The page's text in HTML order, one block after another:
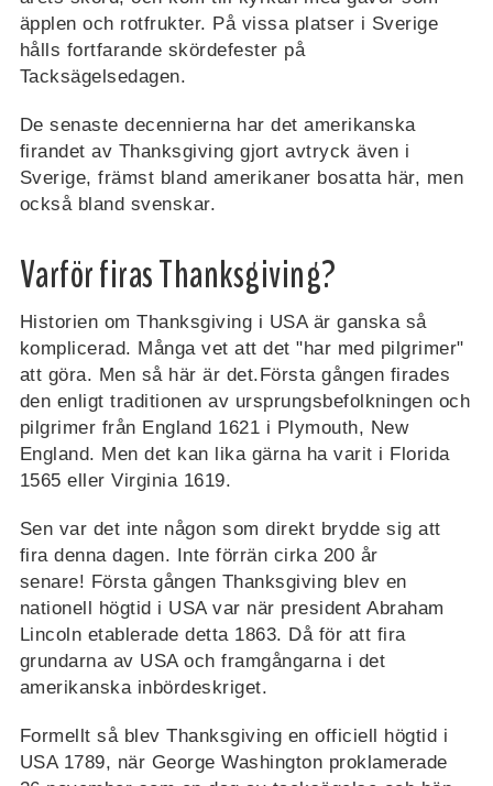
äpplen och rotfrukter. På vissa platser i Sverige
hålls fortfarande skördefester på
Tacksägelsedagen.
De senaste decennierna har det amerikanska
firandet av Thanksgiving gjort avtryck även i
Sverige, främst bland amerikaner bosatta här, men
också bland svenskar.
Varför firas Thanksgiving?
Historien om Thanksgiving i USA är ganska så
komplicerad. Många vet att det "har med pilgrimer"
att göra. Men så här är det.Första gången firades
den enligt traditionen av ursprungsbefolkningen och
pilgrimer från England 1621 i Plymouth, New
England. Men det kan lika gärna ha varit i Florida
1565 eller Virginia 1619.
Sen var det inte någon som direkt brydde sig att
fira denna dagen. Inte förrän cirka 200 år
senare! Första gången Thanksgiving blev en
nationell högtid i USA var när president Abraham
Lincoln etablerade detta 1863. Då för att fira
grundarna av USA och framgångarna i det
amerikanska inbördeskriget.
Formellt så blev Thanksgiving en officiell högtid i
USA 1789, när George Washington proklamerade